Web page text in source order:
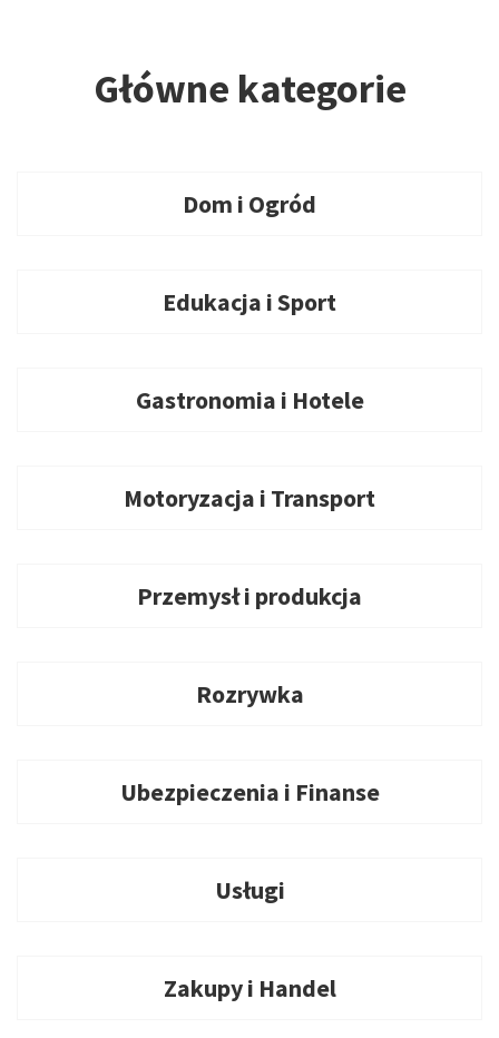
Główne kategorie
Dom i Ogród
Edukacja i Sport
Gastronomia i Hotele
Motoryzacja i Transport
Przemysł i produkcja
Rozrywka
Ubezpieczenia i Finanse
Usługi
Zakupy i Handel